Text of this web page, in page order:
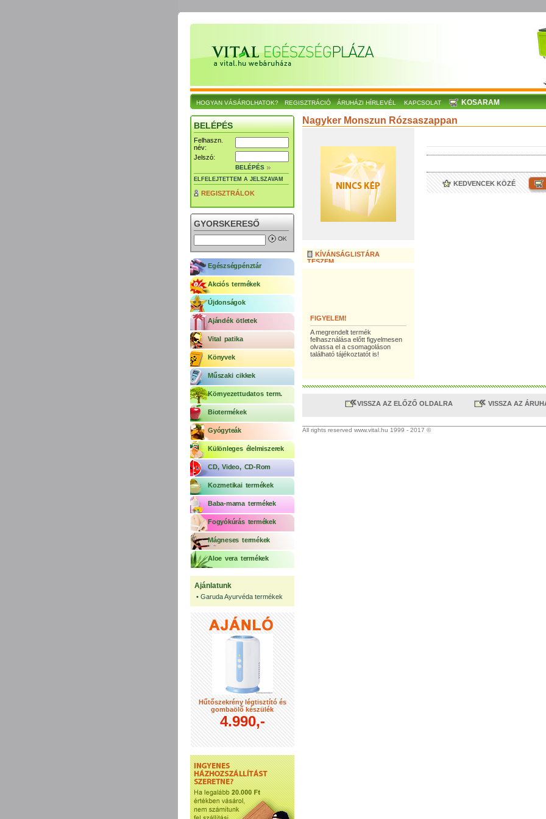
HOGYAN VÁSÁROLHATOK? REGISZTRÁCIÓ ÁRUHÁZI HÍRLEVÉL KAPCSOLAT KOSARAM
BELÉPÉS
Felhaszn.
név:
Jelszó:
BELÉPÉS
ELFELEJTETTEM A JELSZAVAM
REGISZTRÁLOK
GYORSKERESŐ
Egészségpénztár
Akciós termékek
Újdonságok
Ajándék ötletek
Vital patika
Könyvek
Műszaki cikkek
Környezettudatos term.
Biotermékek
Gyógyteák
Különleges élelmiszerek
CD, Video, CD-Rom
Kozmetikai termékek
Baba-mama termékek
Fogyókúrás termékek
Mágneses termékek
Aloe vera termékek
Ajánlatunk
• Garuda Ayurvéda termékek
Hűtőszekrény légtisztító és
gombaölő készülék
4.990,-
Nagyker Monszun Rózsaszappan
KÍVÁNSÁGLISTÁRA
TESZEM
FIGYELEM!
A megrendelt termék
felhasználása előtt figyelmesen
olvassa el a csomagoláson
található tájékoztatót is!
KEDVENCEK KÖZÉ
VISSZA AZ ELŐZŐ OLDALRA VISSZA AZ
All rights reserved www.vital.hu 1999 - 2017 ©